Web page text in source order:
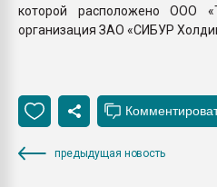
которой расположено ООО
организация ЗАО «СИБУР
предыдущая новость